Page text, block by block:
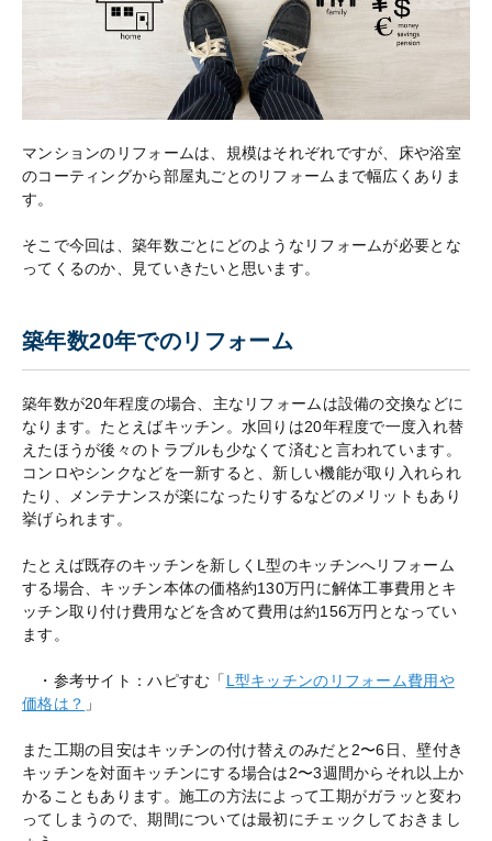
マンションのリフォームは、規模はそれぞれですが、床や浴室
のコーティングから部屋丸ごとのリフォームまで幅広くありま
す。
そこで今回は、築年数ごとにどのようなリフォームが必要とな
ってくるのか、見ていきたいと思います。
築年数20年でのリフォーム
築年数が20年程度の場合、主なリフォームは設備の交換などに
なります。たとえばキッチン。水回りは20年程度で一度入れ替
えたほうが後々のトラブルも少なくて済むと言われています。
コンロやシンクなどを一新すると、新しい機能が取り入れられ
たり、メンテナンスが楽になったりするなどのメリットもあり
挙げられます。
たとえば既存のキッチンを新しくL型のキッチンへリフォーム
する場合、キッチン本体の価格約130万円に解体工事費用とキ
ッチン取り付け費用などを含めて費用は約156万円となってい
ます。
・参考サイト：ハピすむ「 L型キッチンのリフォーム費用や
価格は？ 」
また工期の目安はキッチンの付け替えのみだと2〜6日、壁付き
キッチンを対面キッチンにする場合は2〜3週間からそれ以上か
かることもあります。施工の方法によって工期がガラッと変わ
ってしまうので、期間については最初にチェックしておきまし